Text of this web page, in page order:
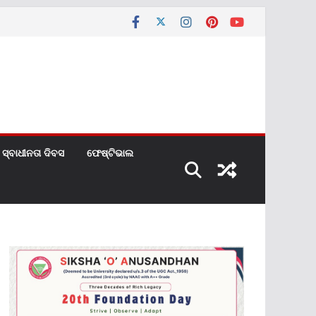
ସ୍ବାଧୀନତା ଦିବସ ଫେଷ୍ଟିଭାଲ